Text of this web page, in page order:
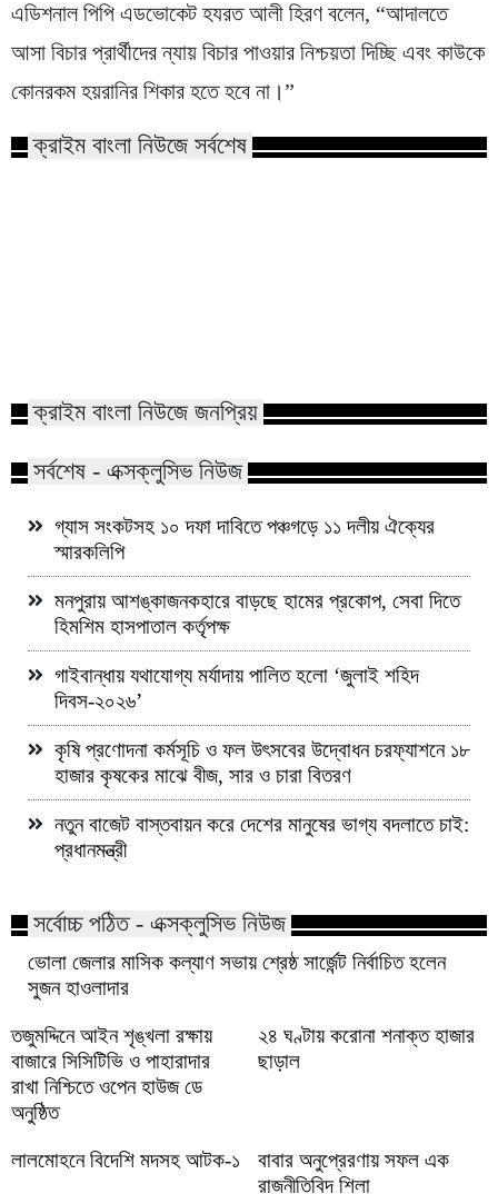
এডিশনাল পিপি এডভোকেট হযরত আলী হিরণ বলেন, “আদালতে
আসা বিচার প্রার্থীদের ন্যায় বিচার পাওয়ার নিশ্চয়তা দিচ্ছি এবং কাউকে
কোনরকম হয়রানির শিকার হতে হবে না।”
ক্রাইম বাংলা নিউজে সর্বশেষ
ক্রাইম বাংলা নিউজে জনপ্রিয়
সার্জেন্ট নির্বাচিত হলেন সুজন হাওলাদার
অসদাচারণের অভিযোগ
সর্বশেষ - এক্সক্লুসিভ নিউজ
গ্যাস সংকটসহ ১০ দফা দাবিতে পঞ্চগড়ে ১১ দলীয় ঐক্যের
স্মারকলিপি
মনপুরায় আশঙ্কাজনকহারে বাড়ছে হামের প্রকোপ, সেবা দিতে
হিমশিম হাসপাতাল কর্তৃপক্ষ
গাইবান্ধায় যথাযোগ্য মর্যাদায় পালিত হলো ‘জুলাই শহিদ
দিবস-২০২৬’
কৃষি প্রণোদনা কর্মসূচি ও ফল উৎসবের উদ্বোধন চরফ্যাশনে ১৮
হাজার কৃষকের মাঝে বীজ, সার ও চারা বিতরণ
নতুন বাজেট বাস্তবায়ন করে দেশের মানুষের ভাগ্য বদলাতে চাই:
প্রধানমন্ত্রী
সর্বোচ্চ পঠিত - এক্সক্লুসিভ নিউজ
ভোলা জেলার মাসিক কল্যাণ সভায় শ্রেষ্ঠ সার্জেন্ট নির্বাচিত হলেন
সুজন হাওলাদার
তজুমদ্দিনে আইন শৃঙ্খলা রক্ষায়
বাজারে সিসিটিভি ও পাহারাদার
রাখা নিশ্চিতে ওপেন হাউজ ডে
অনুষ্ঠিত
২৪ ঘণ্টায় করোনা শনাক্ত হাজার
ছাড়াল
লালমোহনে বিদেশি মদসহ আটক-১
বাবার অনুপ্রেরণায় সফল এক
রাজনীতিবিদ শিলা